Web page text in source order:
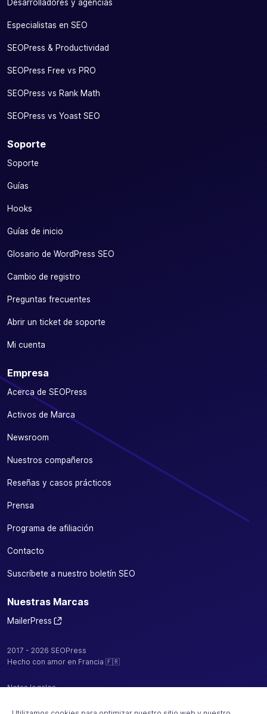
Desarrolladores y agencias
Especialistas en SEO
SEOPress & Productividad
SEOPress Free vs PRO
SEOPress vs Rank Math
SEOPress vs Yoast SEO
Soporte
Soporte
Guías
Hooks
Guías de inicio
Glosario de WordPress SEO
Cambio de registro
Preguntas frecuentes
Abrir un ticket de soporte
Mi cuenta
Empresa
Acerca de SEOPress
Activos de Marca
Newsroom
Nuestros compañeros
Reseñas y casos prácticos
Prensa
Programa de afiliación
Contacto
Suscríbete a nuestro boletín SEO
Nuestras Marcas
MailerPress
2017 - 2026 SEOPress
Hecho con amor en Francia 🇫🇷
Notas legales
Política de confidencialidad / cookies